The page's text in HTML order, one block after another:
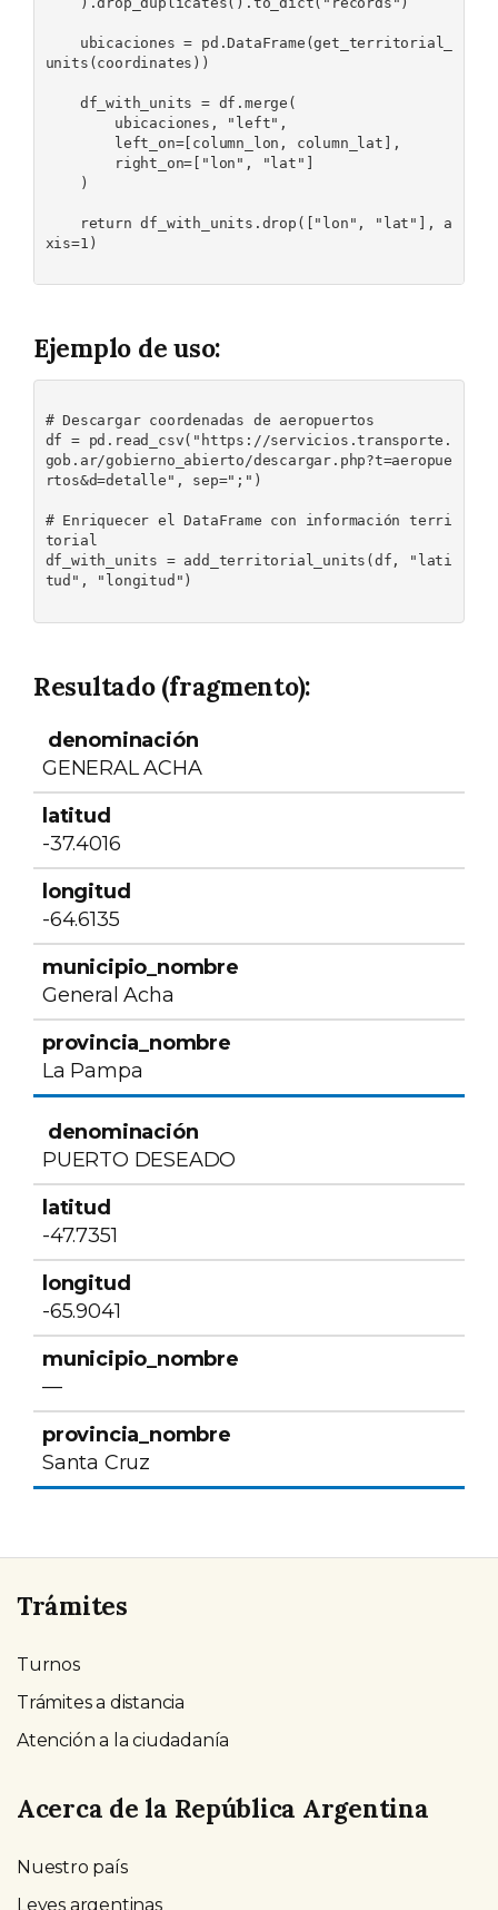
units(coordinates))
xis=1)
Ejemplo de uso:
# Descargar coordenadas de aeropuertos
df = pd.read_csv("https://servicios.transporte.
gob.ar/gobierno_abierto/descargar.php?t=aeropue
rtos&d=detalle", sep=";")
# Enriquecer el DataFrame con información terri
torial
df_with_units = add_territorial_units(df, "lati
tud", "longitud")
Resultado (fragmento):
denominación
GENERAL ACHA
-37.4016
-64.6135
General Acha
La Pampa
PUERTO DESEADO
-47.7351
-65.9041
—
Santa Cruz
Trámites
Turnos
Trámites a distancia
Atención a la ciudadanía
Acerca de la República Argentina
Nuestro país
Leyes argentinas